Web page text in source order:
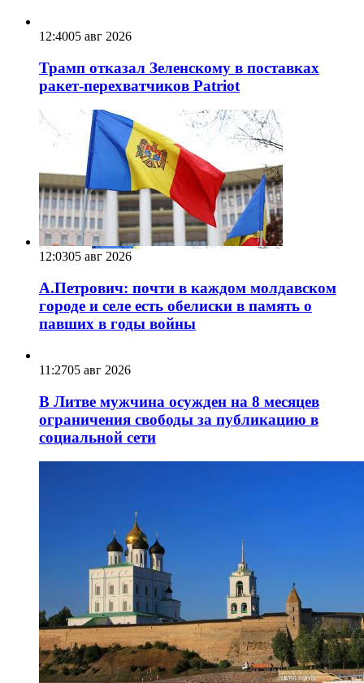
12:4005 авг 2026
Трамп отказал Зеленскому в поставках
ракет-перехватчиков Patriot
12:0305 авг 2026
А.Петрович: почти в каждом молдавском
городе и селе есть обелиски в память о
павших в годы войны
11:2705 авг 2026
В Литве мужчина осужден на 8 месяцев
ограничения свободы за публикацию в
социальной сети